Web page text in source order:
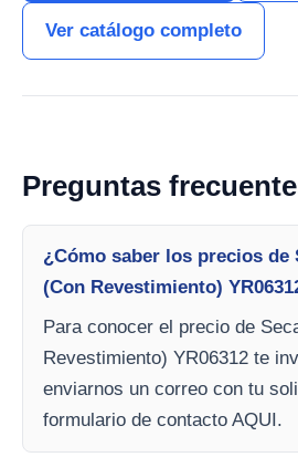
Ver catálogo completo
Preguntas
¿Cómo saber los precios de
(Con Revestimiento)
Para conocer el precio de
Revestimiento) YR06312 te
enviarnos un correo con tu
formulario de contacto AQUI.